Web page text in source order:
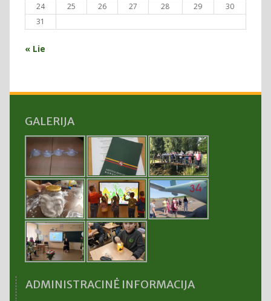
24
25 26 27 28 29
30
31
« Lie
GALERIJA
ADMINISTRACINĖ INFORMACIJA